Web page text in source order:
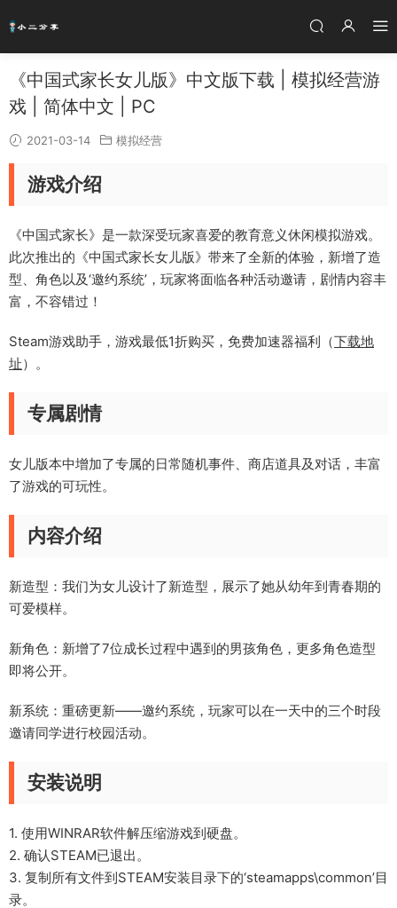
《中国式家长女儿版》中文版下载 | 模拟经营游
戏 | 简体中文 | PC
2021-03-14 模拟经营
游戏介绍
《中国式家长》是一款深受玩家喜爱的教育意义休闲模拟游戏。
此次推出的《中国式家长女儿版》带来了全新的体验，新增了造
型、角色以及‘邀约系统’，玩家将面临各种活动邀请，剧情内容丰
富，不容错过！
Steam游戏助手，游戏最低1折购买，免费加速器福利（下载地
址）。
专属剧情
女儿版本中增加了专属的日常随机事件、商店道具及对话，丰富
了游戏的可玩性。
内容介绍
新造型：我们为女儿设计了新造型，展示了她从幼年到青春期的
可爱模样。
新角色：新增了7位成长过程中遇到的男孩角色，更多角色造型
即将公开。
新系统：重磅更新——邀约系统，玩家可以在一天中的三个时段
邀请同学进行校园活动。
安装说明
1. 使用WINRAR软件解压缩游戏到硬盘。
2. 确认STEAM已退出。
3. 复制所有文件到STEAM安装目录下的‘steamapps\common’目
录。